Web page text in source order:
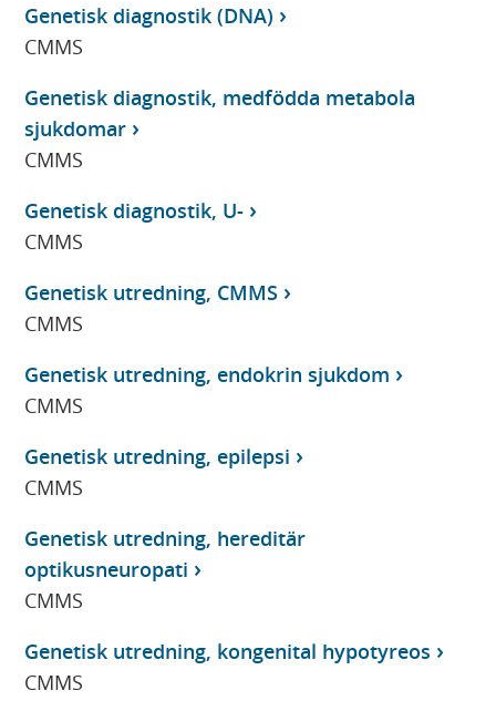
Genetisk diagnostik (DNA)
CMMS
Genetisk diagnostik, medfödda metabola
sjukdomar
CMMS
Genetisk diagnostik, U-
CMMS
Genetisk utredning, CMMS
CMMS
Genetisk utredning, endokrin sjukdom
CMMS
Genetisk utredning, epilepsi
CMMS
Genetisk utredning, hereditär
optikusneuropati
CMMS
Genetisk utredning, kongenital hypotyreos
CMMS